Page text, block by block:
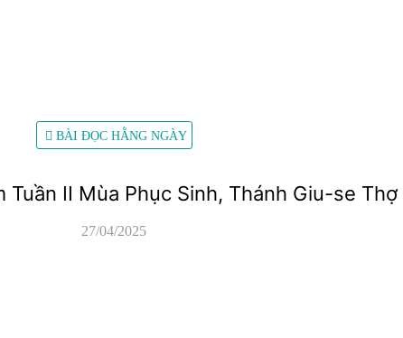
BÀI ĐỌC HẰNG NGÀY
Tuần II Mùa Phục Sinh, Thánh Giu-se Thợ
27/04/2025